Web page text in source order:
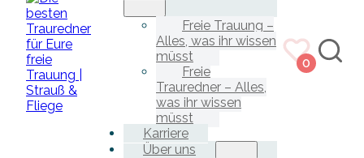
Freie Trauung –
Alles, was ihr wissen
müsst
Freie
Trauredner – Alles,
was ihr wissen
müsst
Karriere
Über uns
0